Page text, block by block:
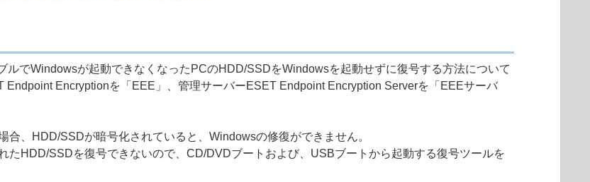
でWindowsが起動できなくなったPCのHDD/SSDをWindowsを起動せずに復号する方法について
Encryptionを「EEE」、管理サーバーESET Endpoint Encryption Serverを「EEEサーバ
、HDD/SSDが暗号化されていると、Windowsの修復ができません。
たHDD/SSDを復号できないので、CD/DVDブートおよび、USBブートから起動する復号ツールを